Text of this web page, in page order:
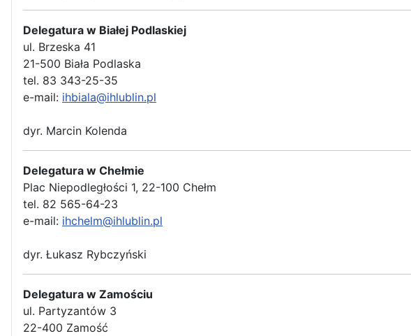
Delegatura w Białej Podlaskiej
ul. Brzeska 41
21-500 Biała Podlaska
tel. 83 343-25-35
e-mail: ihbiala@ihlublin.pl
dyr. Marcin Kolenda
Delegatura w Chełmie
Plac Niepodległości 1, 22-100 Chełm
tel. 82 565-64-23
e-mail: ihchelm@ihlublin.pl
dyr. Łukasz Rybczyński
Delegatura w Zamościu
ul. Partyzantów 3
22-400 Zamość